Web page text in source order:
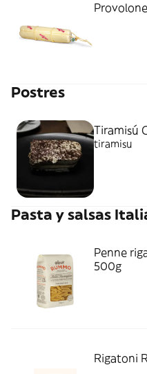
Postres
Tiramisú
tiramisu
Pasta y salsas
Penne
500g
Rigatoni